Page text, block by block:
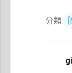
分類